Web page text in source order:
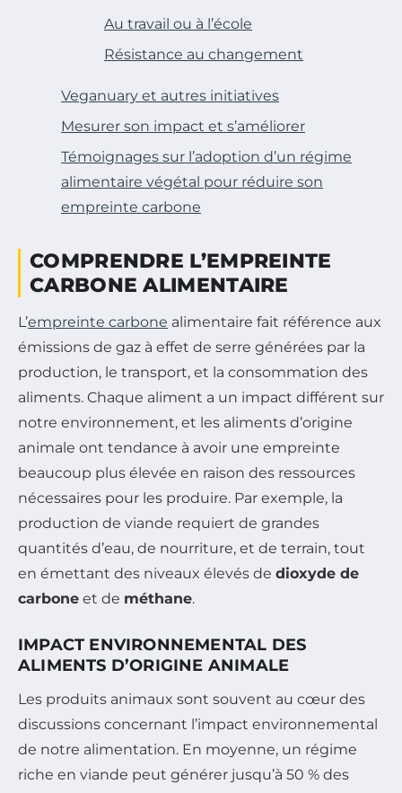
Au travail ou à l’école
Résistance au changement
Veganuary et autres initiatives
Mesurer son impact et s’améliorer
Témoignages sur l’adoption d’un régime
alimentaire végétal pour réduire son
empreinte carbone
COMPRENDRE L’EMPREINTE
CARBONE ALIMENTAIRE
L’empreinte carbone alimentaire fait référence aux
émissions de gaz à effet de serre générées par la
production, le transport, et la consommation des
aliments. Chaque aliment a un impact différent sur
notre environnement, et les aliments d’origine
animale ont tendance à avoir une empreinte
beaucoup plus élevée en raison des ressources
nécessaires pour les produire. Par exemple, la
production de viande requiert de grandes
quantités d’eau, de nourriture, et de terrain, tout
en émettant des niveaux élevés de dioxyde de
carbone et de méthane.
IMPACT ENVIRONNEMENTAL DES
ALIMENTS D’ORIGINE ANIMALE
Les produits animaux sont souvent au cœur des
discussions concernant l’impact environnemental
de notre alimentation. En moyenne, un régime
riche en viande peut générer jusqu’à 50 % des